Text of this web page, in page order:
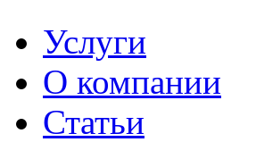
Услуги
О компании
Статьи